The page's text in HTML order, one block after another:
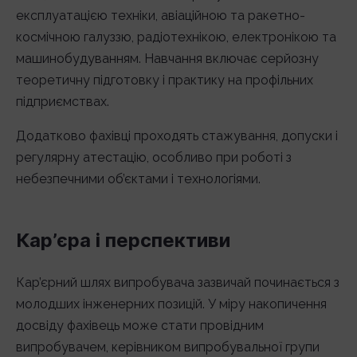
експлуатацією техніки, авіаційною та ракетно-
космічною галуззю, радіотехнікою, електронікою та
машинобудуванням. Навчання включає серйозну
теоретичну підготовку і практику на профільних
підприємствах.
Додатково фахівці проходять стажування, допуски і
регулярну атестацію, особливо при роботі з
небезпечними об’єктами і технологіями.
Кар’єра і перспективи
Кар’єрний шлях випробувача зазвичай починається з
молодших інженерних позицій. У міру накопичення
досвіду фахівець може стати провідним
випробувачем, керівником випробувальної групи